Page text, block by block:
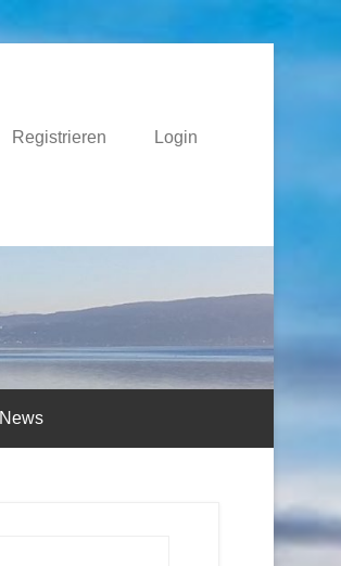
Registrieren Login
News